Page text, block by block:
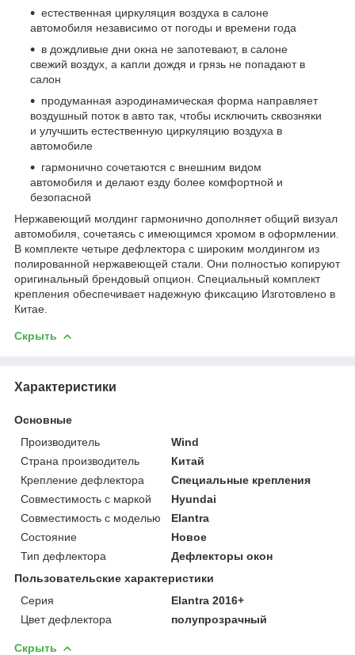
естественная циркуляция воздуха в салоне
автомобиля независимо от погоды и времени года
в дождливые дни окна не запотевают, в салоне
свежий воздух, а капли дождя и грязь не попадают в
салон
продуманная аэродинамическая форма направляет
воздушный поток в авто так, чтобы исключить сквозняки
и улучшить естественную циркуляцию воздуха в
автомобиле
гармонично сочетаются с внешним видом
автомобиля и делают езду более комфортной и
безопасной
Нержавеющий молдинг гармонично дополняет общий визуал
автомобиля, сочетаясь с имеющимся хромом в оформлении.
В комплекте четыре дефлектора с широким молдингом из
полированной нержавеющей стали. Они полностью копируют
оригинальный брендовый опцион. Специальный комплект
крепления обеспечивает надежную фиксацию Изготовлено в
Китае.
Скрыть
Характеристики
Основные
Производитель
Wind
Страна производитель
Китай
Крепление дефлектора
Специальные крепления
Совместимость с маркой
Hyundai
Совместимость с моделью
Elantra
Состояние
Новое
Тип дефлектора
Дефлекторы окон
Пользовательские характеристики
Серия
Elantra 2016+
Цвет дефлектора
полупрозрачный
Скрыть